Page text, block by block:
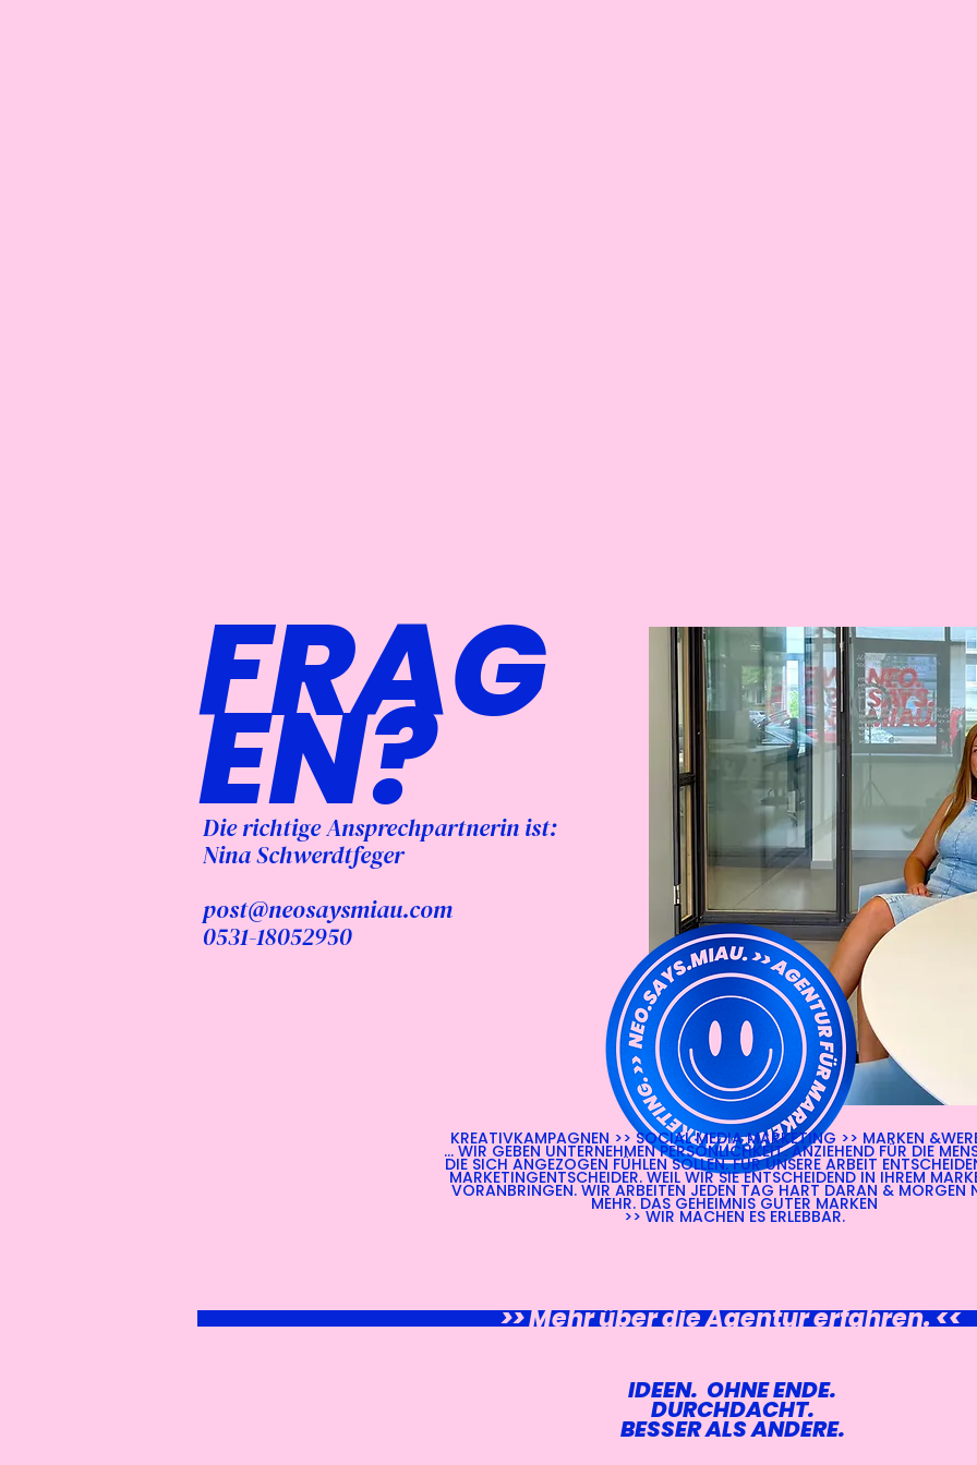
Die richtige Ansprechpartnerin ist:
Nina Schwerdtfeger
post@neosaysmiau.com
0531-18052950
FRAG
EN?
KREATIVKAMPAGNEN >> SOCIAL MEDIA MARKETING >> MARKEN
... WIR GEBEN UNTERNEHMEN PERSÖNLICHKEIT. ANZIEHEND FÜR DIE
DIE SICH ANGEZOGEN FÜHLEN SOLLEN. FÜR UNSERE ARBEIT
MARKETINGENTSCHEIDER. WEIL WIR SIE ENTSCHEIDEND IN IHREM
VORANBRINGEN. WIR ARBEITEN JEDEN TAG HART DARAN & MORGEN
MEHR. DAS GEHEIMNIS GUTER MARKEN
>> WIR MACHEN ES ERLEBBAR.
>> Mehr über die Agentur erfahren. <<
IDEEN. OHNE ENDE.
DURCHDACHT.
BESSER ALS ANDERE.